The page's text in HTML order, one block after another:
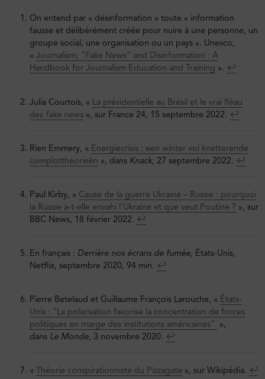
On entend par « désinformation » toute « information
fausse et délibérément créée pour nuire à une personne, un
groupe social, une organisation ou un pays ». Unesco,
« Journalism, “Fake News” and Disinformation : A
Handbook for Journalism Education and Training ». ↩︎
Julia Courtois, « La présidentielle au Brésil et le vrai fléau
des fake news », sur France 24, 15 septembre 2022. ↩︎
Rien Emmery, « Energiecrisis : een winter vol knetterende
complottheorieën », dans Knack, 27 septembre 2022. ↩︎
Paul Kirby, « Cause de la guerre Ukraine – Russie : pourquoi
la Russie a-t-elle envahi l’Ukraine et que veut Poutine ? », sur
BBC News, 18 février 2022. ↩︎
En français : Derrière nos écrans de fumée, États-Unis,
Netflix, septembre 2020, 94 min. ↩︎
Pierre Betelaud et Guillaume François Larouche, « États-
Unis : “La polarisation favorise la concentration de forces
politiques en marge des institutions américaines” »,
dans Le Monde, 3 novembre 2020. ↩︎
« Théorie conspirationniste du Pizzagate », sur Wikipédia. ↩︎